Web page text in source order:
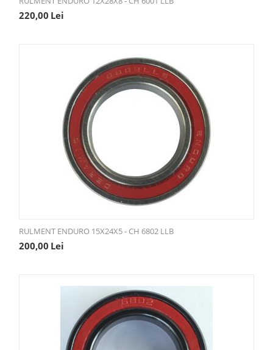
220,00 Lei
RULMENT ENDURO 15X24X5 - CH 6802 LLB
200,00 Lei